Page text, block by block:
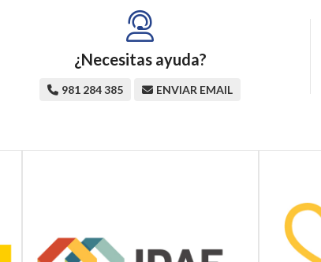
¿Necesitas ayuda?
981 284 385 ENVIAR EMAIL